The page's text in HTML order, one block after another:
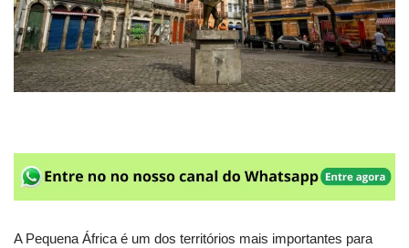
A Pequena África é um dos territórios mais importantes para